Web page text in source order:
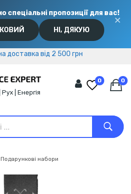
спеціальні пропозиції для вас!
НІ, ДЯКУЮ
✕
доставка від 2 500 грн
доставка від 2 500 грн
| Енергія
0 0
Подарункові набори